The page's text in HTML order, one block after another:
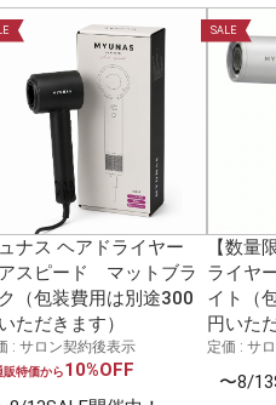
ナス ヘアドライヤー
スピード マットブラ
（包装費用は別途300
ただきます）
: サロン契約後表示
販特価から10%OFF
SALE
【数量
ライヤ
イト（
円いた
定価 : サ
〜8/